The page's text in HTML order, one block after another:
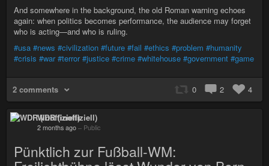
And somewhere in the background, the old Roman warning echoes
again: when politics becomes performance, the audience may forget
who is acting—and who is ruling.
#usa #news #civilization #future #fail #ethics #problem #humanity
#crisis #war #terror #justice #crime #whitehouse #government #game
2 comments 0 2 4
WDR (inoffiziell)
2 months ago – Public
Pünktlich zur Fußball-WM: